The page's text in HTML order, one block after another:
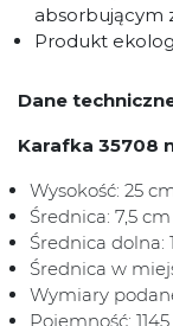
absorbującym
Produkt
Dane
Karafka 35708
Wysokość: 25
Średnica: 7,5 cm
Średnica dolna:
Średnica w
Wymiary
Pojemność: